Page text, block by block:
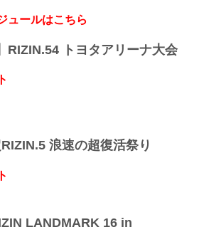
したぞ！（※スカパー！は12/12（木）よ
り販売開始）
お得なPPV前売りチケットは、大会前日
の12月30日（月）23:59まで販売！
ュールはこちら
RIZIN.54 トヨタアリーナ大会
浪速の超復活祭り
LANDMARK 16 in